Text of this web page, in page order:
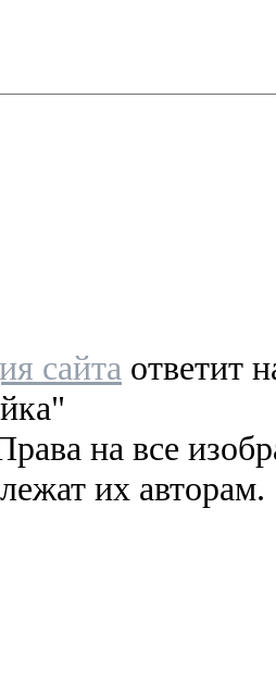
сайта ответит
на все
их авторам.